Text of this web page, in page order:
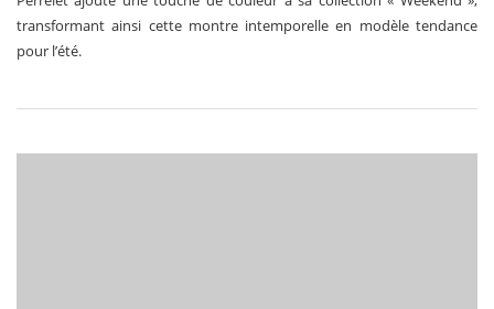
transformant ainsi cette montre intemporelle en modèle tendance
pour l’été.